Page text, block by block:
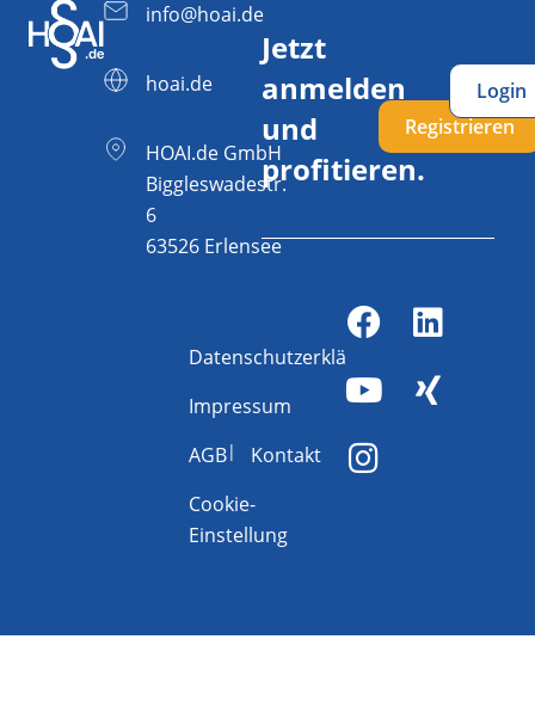
info@hoai.de
hoai.de
HOAI.de GmbH
Biggleswadestr.
6
63526 Erlensee
Jetzt
anmelden
und
profitieren.
Registrieren
Login
Datenschutzerklärung
Impressum
AGB
Kontakt
Cookie-
Einstellung